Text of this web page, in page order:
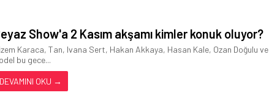
Show'a 2 Kasım akşamı kimler konuk oluyor?
Karaca, Tan, Ivana Sert, Hakan Akkaya, Hasan Kale, Ozan Doğulu ve
bu gece...
DEVAMINI OKU →